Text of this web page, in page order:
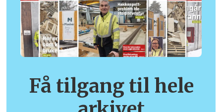
Få tilgang til hele